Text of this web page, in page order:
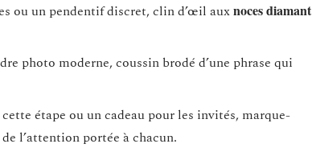
ou un pendentif discret, clin d’œil auxnoces diamant
photo moderne, coussin brodé d’une phrase qui
étape ou un cadeau pour les invités, marque-
l’attention portée à chacun.